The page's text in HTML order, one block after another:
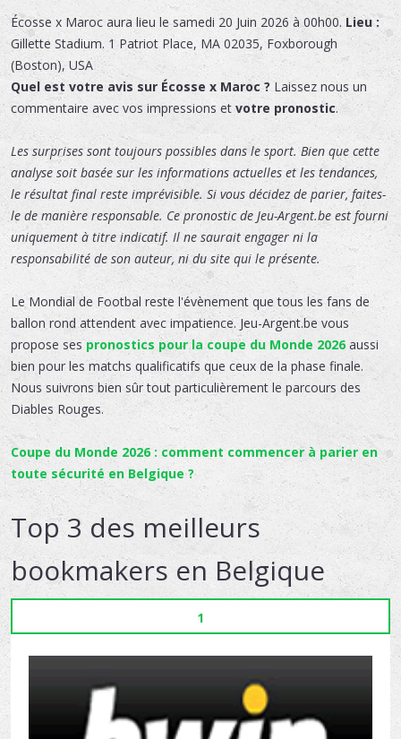
Écosse x Maroc aura lieu le samedi 20 Juin 2026 à 00h00. Lieu :
Gillette Stadium. 1 Patriot Place, MA 02035, Foxborough
(Boston), USA
Quel est votre avis sur Écosse x Maroc ? Laissez nous un
commentaire avec vos impressions et votre pronostic.
Les surprises sont toujours possibles dans le sport. Bien que cette
analyse soit basée sur les informations actuelles et les tendances,
le résultat final reste imprévisible. Si vous décidez de parier, faites-
le de manière responsable. Ce pronostic de Jeu-Argent.be est fourni
uniquement à titre indicatif. Il ne saurait engager ni la
responsabilité de son auteur, ni du site qui le présente.
Le Mondial de Footbal reste l'évènement que tous les fans de
ballon rond attendent avec impatience. Jeu-Argent.be vous
propose sespronostics pour la coupe du Monde 2026aussi
bien pour les matchs qualificatifs que ceux de la phase finale.
Nous suivrons bien sûr tout particulièrement le parcours des
Diables Rouges.
Coupe du Monde 2026 : comment commencer à parier en
toute sécurité en Belgique ?
Top 3 des meilleurs
bookmakers en Belgique
1